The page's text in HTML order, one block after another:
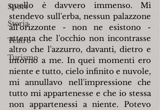
Sport
Storia
Teatro
Turismo
quello è davvero immenso. Mi
stendevo sull'erba, nessun palazzone
all'orizzonte - non ne esistono -
attenta che l'occhio non incontrasse
altro che l'azzurro, davanti, dietro e
intorno a me. In quei momenti ero
niente e tutto, cielo infinito e nuvole,
mi annullavo nell'impressione che
tutto mi appartenesse e che io stessa
non appartenessi a niente. Potevo